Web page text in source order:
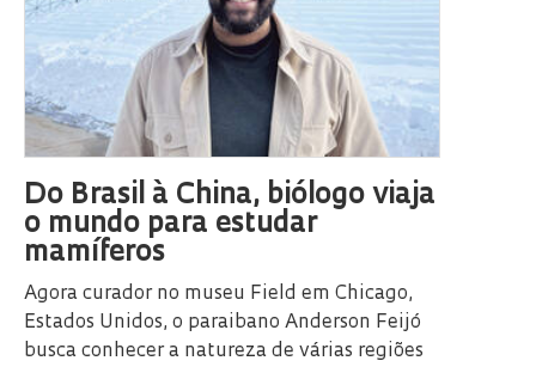
Do Brasil à China, biólogo viaja
o mundo para estudar
mamíferos
Agora curador no museu Field em Chicago,
Estados Unidos, o paraibano Anderson Feijó
busca conhecer a natureza de várias regiões